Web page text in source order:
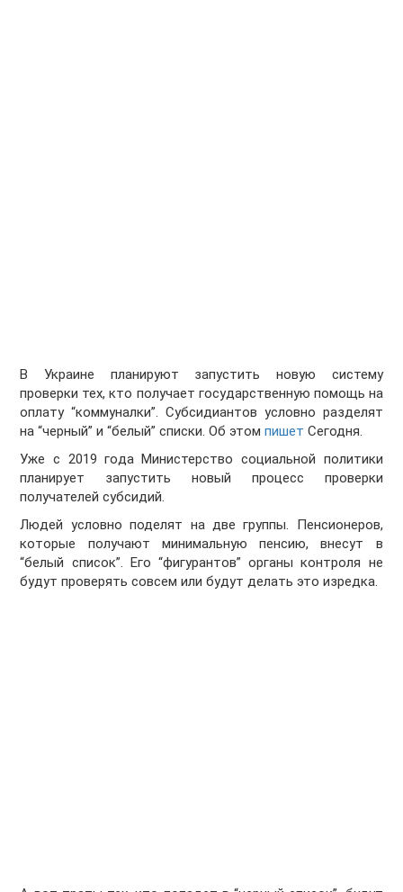
В Украине планируют запустить новую систему
проверки тех, кто получает государственную помощь на
оплату “коммуналки”. Субсидиантов условно разделят
на “черный” и “белый” списки. Об этомпишет Сегодня.
Уже с 2019 года Министерство социальной политики
планирует запустить новый процесс проверки
получателей субсидий.
Людей условно поделят на две группы. Пенсионеров,
которые получают минимальную пенсию, внесут в
“белый список”. Его “фигурантов” органы контроля не
будут проверять совсем или будут делать это изредка.